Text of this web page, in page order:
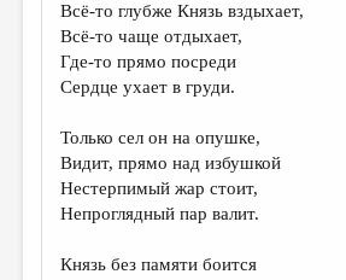
Всё-то глубже Князь вздыхает,
Всё-то чаще отдыхает,
Где-то прямо посреди
Сердце ухает в груди.
Только сел он на опушке,
Видит, прямо над избушкой
Нестерпимый жар стоит,
Непроглядный пар валит.
Князь без памяти боится